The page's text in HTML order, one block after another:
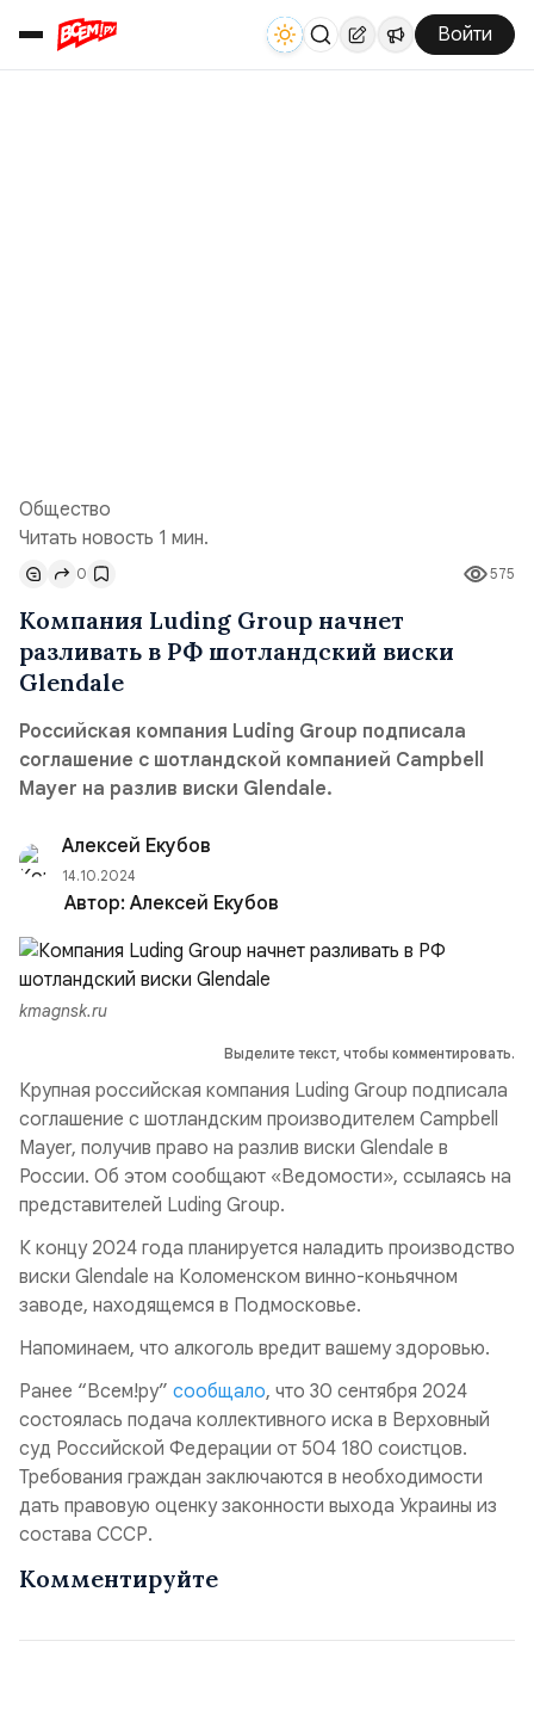
Войти
Общество
Читать новость 1 мин.
575
0
Компания Luding Group начнет
разливать в РФ шотландский виски
Glendale
Российская компания Luding Group подписала
соглашение с шотландской компанией Campbell
Mayer на разлив виски Glendale.
Алексей Екубов
14.10.2024
Автор: Алексей Екубов
kmagnsk.ru
Выделите текст, чтобы комментировать.
Крупная российская компания Luding Group подписала
соглашение с шотландским производителем Campbell
Mayer, получив право на разлив виски Glendale в
России. Об этом сообщают «Ведомости», ссылаясь на
представителей Luding Group.
К концу 2024 года планируется наладить производство
виски Glendale на Коломенском винно-коньячном
заводе, находящемся в Подмосковье.
Напоминаем, что алкоголь вредит вашему здоровью.
Ранее “Всем!ру” сообщало, что 30 сентября 2024
состоялась подача коллективного иска в Верховный
суд Российской Федерации от 504 180 соистцов.
Требования граждан заключаются в необходимости
дать правовую оценку законности выхода Украины из
состава СССР.
Комментируйте